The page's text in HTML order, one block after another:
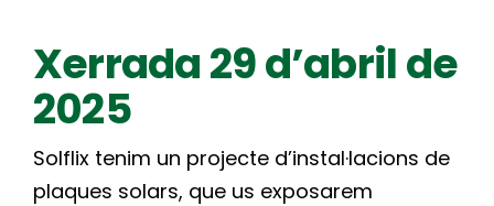
Xerrada 29 d’abril de
2025
Solflix tenim un projecte d’instal·lacions de
plaques solars, que us exposarem